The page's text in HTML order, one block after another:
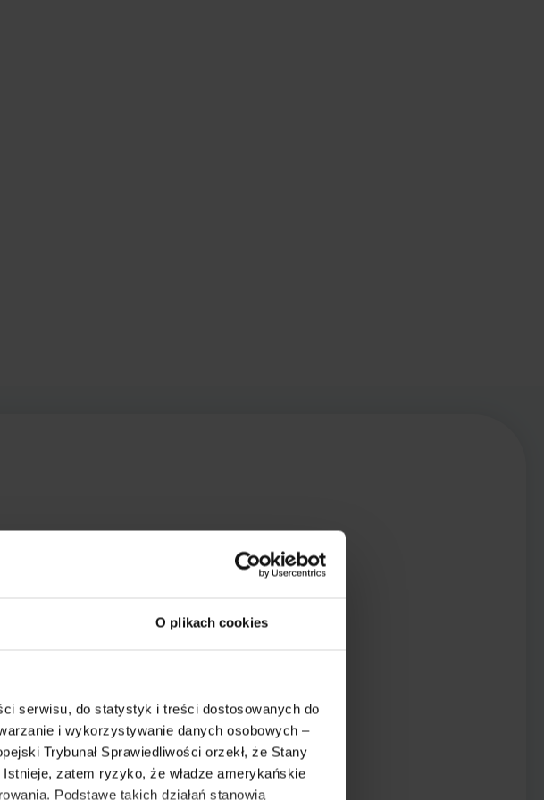
O plikach cookies
serwisu, do statystyk i treści dostosowanych do
i wykorzystywanie danych osobowych –
Trybunał Sprawiedliwości orzekł, że Stany
zatem ryzyko, że władze amerykańskie
Podstawę takich działań stanowią